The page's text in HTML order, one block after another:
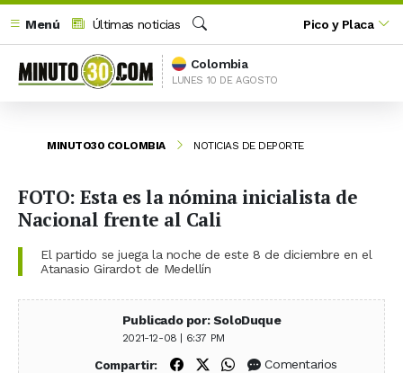
Menú
Últimas noticias
Buscar
Pico y Placa
Colombia
LUNES 10 DE AGOSTO
MINUTO30 COLOMBIA NOTICIAS DE DEPORTE
FOTO: Esta es la nómina inicialista de
Nacional frente al Cali
El partido se juega la noche de este 8 de diciembre en el
Atanasio Girardot de Medellín
Publicado por: SoloDuque
2021-12-08 | 6:37 PM
Compartir: Compartir en Facebook
Compartir en X (Twitter)
Compartir en WhatsApp
Comentarios